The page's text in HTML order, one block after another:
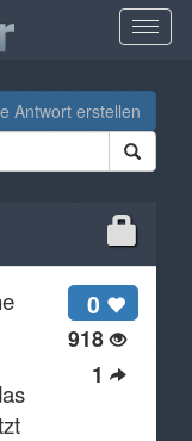
Antwort erstellen
0
918
1